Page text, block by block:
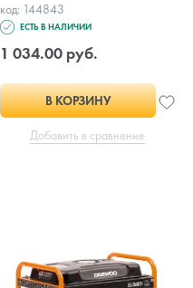
код: 144843
ЕСТЬ В НАЛИЧИИ
1 034.00 руб.
В КОРЗИНУ
Добавить в сравнение